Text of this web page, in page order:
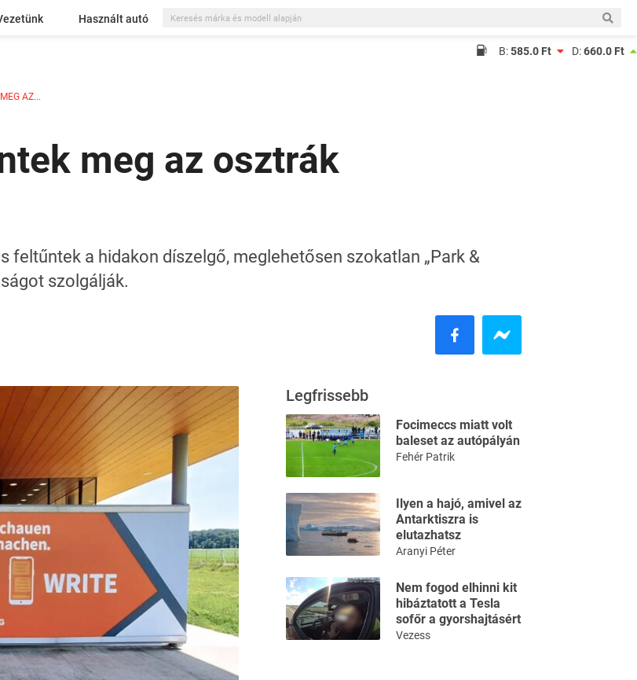
Használt autó
B:585.0 Ft D:660.0 Ft
AZ...
meg az osztrák
feltűntek a hidakon díszelgő, meglehetősen szokatlan „Park &
szolgálják.
Legfrissebb
Focimeccs miatt volt
baleset az autópályán
Fehér Patrik
Ilyen a hajó, amivel az
Antarktiszra is
elutazhatsz
Aranyi Péter
Nem fogod elhinni kit
hibáztatott a Tesla
sofőr a gyorshajtásért
Vezess